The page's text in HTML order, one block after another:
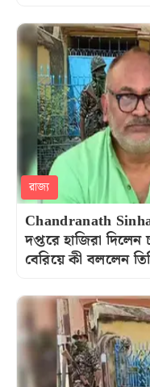
রাজ্য
Chandranath
দপ্তরে হাজিরা
বেরিয়ে কী বললেন